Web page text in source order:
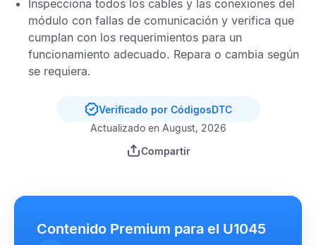
Inspecciona todos los cables y las conexiones del
módulo con fallas de comunicación y verifica que
cumplan con los requerimientos para un
funcionamiento adecuado. Repara o cambia según
se requiera.
Verificado por CódigosDTC
Actualizado en August, 2026
Compartir
Contenido Premium para el U1045